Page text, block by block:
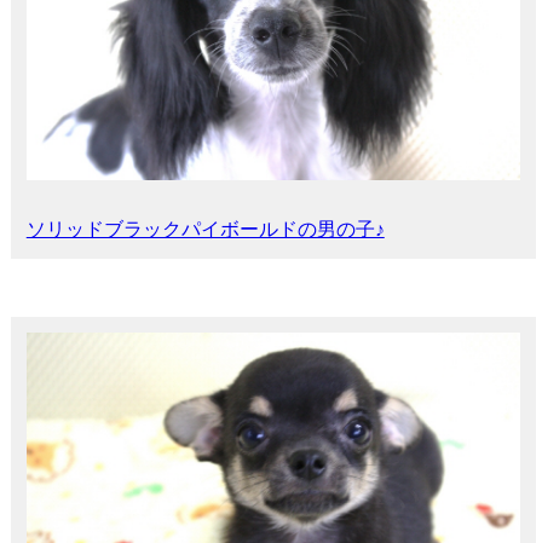
ソリッドブラックパイボールドの男の子♪